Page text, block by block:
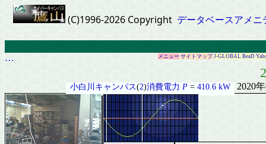
(C)1996-2026 Copyright データベースアメニ
… メニュー サイトマップ J-GLOBAL ReaD
小白川キャンパス(2)消費電力 P= 410.6 kW 2020